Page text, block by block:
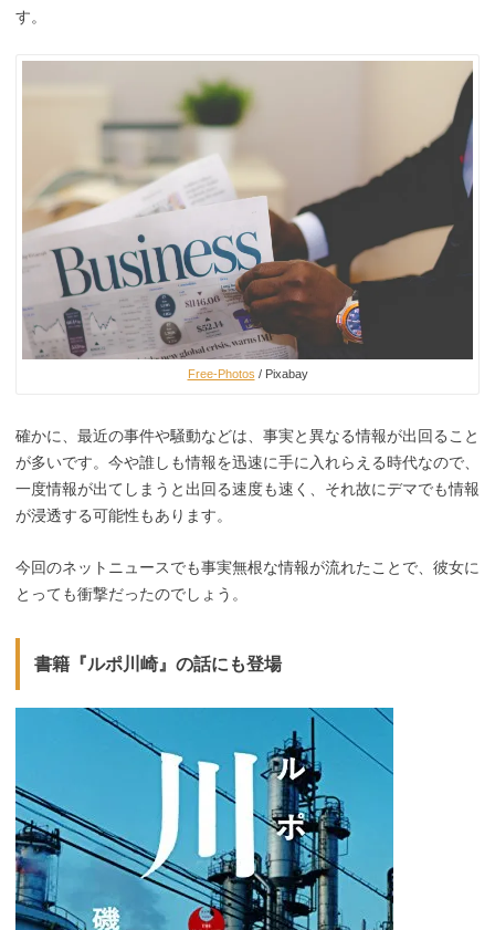
す。
Free-Photos / Pixabay
確かに、最近の事件や騒動などは、事実と異なる情報が出回ること
が多いです。今や誰しも情報を迅速に手に入れらえる時代なので、
一度情報が出てしまうと出回る速度も速く、それ故にデマでも情報
が浸透する可能性もあります。
今回のネットニュースでも事実無根な情報が流れたことで、彼女に
とっても衝撃だったのでしょう。
書籍『ルポ川崎』の話にも登場